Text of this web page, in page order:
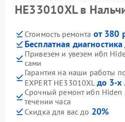
HE33010XL в
Стоимость ремонта от 380
Бесплатная диагностика
Привезем и увезем ибп
сами
Гарантия на наши работы
EXPERT HE33010XL до 3-х
Срочный ремонт ибп Hiden
течении часа
Скидка для вас до 20%